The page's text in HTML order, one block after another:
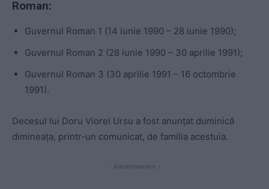
Roman:
Guvernul Roman 1 (14 iunie 1990 – 28 iunie 1990);
Guvernul Roman 2 (28 iunie 1990 – 30 aprilie 1991);
Guvernul Roman 3 (30 aprilie 1991 – 16 octombrie
1991).
Decesul lui Doru Viorel Ursu a fost anunțat duminică
dimineaţa, printr-un comunicat, de familia acestuia.
- Advertisement -